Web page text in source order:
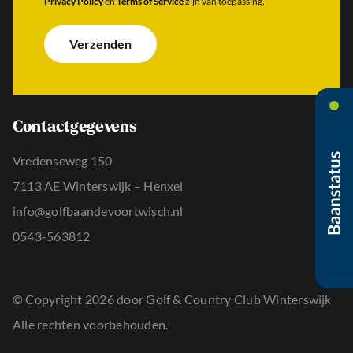
h
e
r
a
*
r
s
*
e
i
c
*
Verzenden
Contactgegevens
Vredenseweg 150
7113 AE Winterswijk – Henxel
info@golfbaandevoortwisch.nl
0543-563812
© Copyright 2026 door Golf & Country Club Winterswijk
Alle rechten voorbehouden.